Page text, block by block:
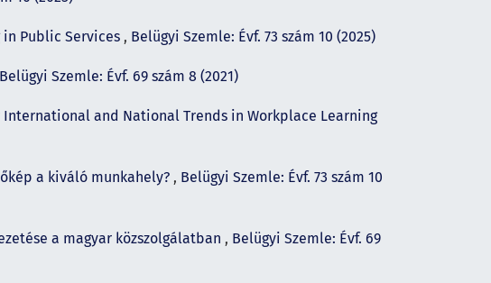
Public Services , Belügyi Szemle: Évf. 73 szám 10 (2025)
Belügyi Szemle: Évf. 69 szám 8 (2021)
and National Trends in Workplace Learning
a kiváló munkahely? , Belügyi Szemle: Évf. 73 szám 10
a magyar közszolgálatban , Belügyi Szemle: Évf. 69